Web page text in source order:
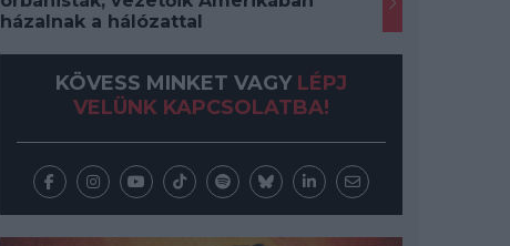
házalnak a hálózattal
KÖVESS MINKET VAGY LÉPJ
VELÜNK KAPCSOLATBA!